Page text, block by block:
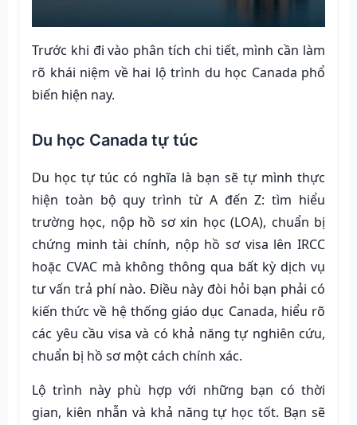
Trước khi đi vào phân tích chi tiết, mình cần làm
rõ khái niệm về hai lộ trình du học Canada phổ
biến hiện nay.
Du học Canada tự túc
Du học tự túc có nghĩa là bạn sẽ tự mình thực
hiện toàn bộ quy trình từ A đến Z: tìm hiểu
trường học, nộp hồ sơ xin học (LOA), chuẩn bị
chứng minh tài chính, nộp hồ sơ visa lên IRCC
hoặc CVAC mà không thông qua bất kỳ dịch vụ
tư vấn trả phí nào. Điều này đòi hỏi bạn phải có
kiến thức về hệ thống giáo dục Canada, hiểu rõ
các yêu cầu visa và có khả năng tự nghiên cứu,
chuẩn bị hồ sơ một cách chính xác.
Lộ trình này phù hợp với những bạn có thời
gian, kiên nhẫn và khả năng tự học tốt. Bạn sẽ